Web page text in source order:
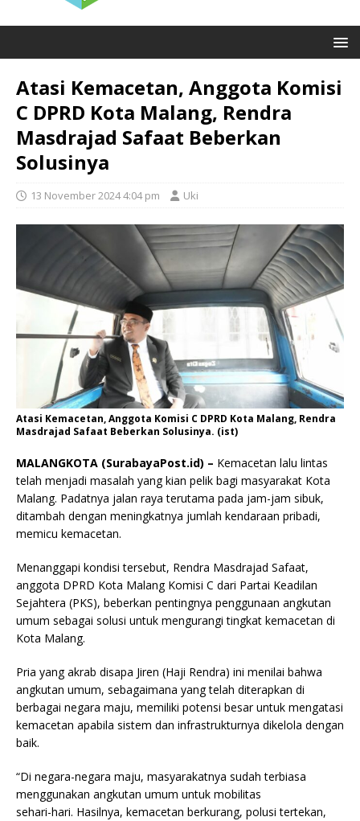
Atasi Kemacetan, Anggota Komisi
C DPRD Kota Malang, Rendra
Masdrajad Safaat Beberkan
Solusinya
13 November 2024 4:04 pm Uki
Atasi Kemacetan, Anggota Komisi C DPRD Kota Malang, Rendra
Masdrajad Safaat Beberkan Solusinya. (ist)
MALANGKOTA (SurabayaPost.id) – Kemacetan lalu lintas
telah menjadi masalah yang kian pelik bagi masyarakat Kota
Malang. Padatnya jalan raya terutama pada jam-jam sibuk,
ditambah dengan meningkatnya jumlah kendaraan pribadi,
memicu kemacetan.
Menanggapi kondisi tersebut, Rendra Masdrajad Safaat,
anggota DPRD Kota Malang Komisi C dari Partai Keadilan
Sejahtera (PKS), beberkan pentingnya penggunaan angkutan
umum sebagai solusi untuk mengurangi tingkat kemacetan di
Kota Malang.
Pria yang akrab disapa Jiren (Haji Rendra) ini menilai bahwa
angkutan umum, sebagaimana yang telah diterapkan di
berbagai negara maju, memiliki potensi besar untuk mengatasi
kemacetan apabila sistem dan infrastrukturnya dikelola dengan
baik.
“Di negara-negara maju, masyarakatnya sudah terbiasa
menggunakan angkutan umum untuk mobilitas
sehari-hari. Hasilnya, kemacetan berkurang, polusi tertekan,